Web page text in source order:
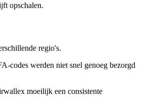
opschalen.
regio's.
codes werden niet snel genoeg bezorgd
moeilijk een consistente